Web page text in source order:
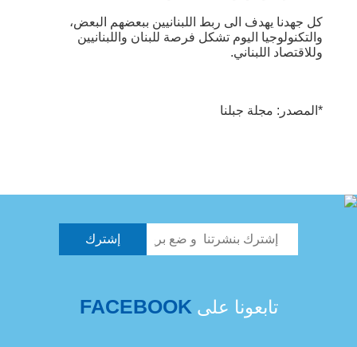
كل جهدنا يهدف الى ربط اللبنانيين ببعضهم البعض،
والتكنولوجيا اليوم تشكل فرصة للبنان واللبنانيين
وللاقتصاد اللبناني.
*المصدر: مجلة جبلنا
تابعونا على FACEBOOK